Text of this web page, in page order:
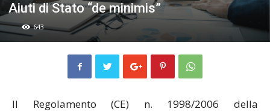
Aiuti di Stato “de minimis”
643
Il Regolamento (CE) n. 1998/2006 della